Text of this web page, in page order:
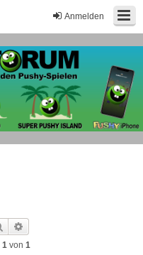
Anmelden
Suche
1 von 1